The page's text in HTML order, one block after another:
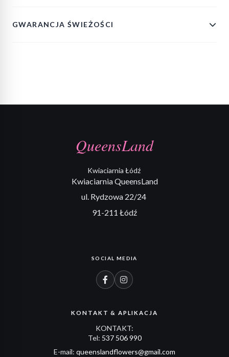
GWARANCJA ŚWIEŻOŚCI
QueensLand
Kwiaciarnia Łódź
Kwiaciarnia QueensLand
ul. Rydzowa 22/24
91-211 Łódź
SOCIAL MEDIA
KONTAKT & APLIKACJA
KONTAKT:
Tel: 537 506 990
E-mail: queenslandflowers@gmail.com